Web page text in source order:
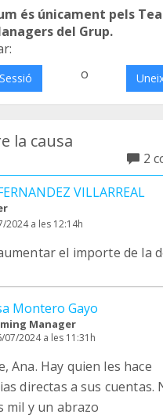
és únicament pels
del Grup.
o
la causa
2
VILLARREAL
2024 a les 12:14h
el importe de la
Montero Gayo
Manager
07/2024 a les 11:31h
Ana. Hay quien les hace
directas a sus cuentas.
mil y un abrazo